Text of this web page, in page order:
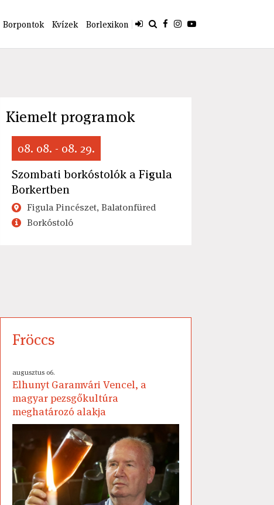
Borpontok Kvízek Borlexikon
Kiemelt programok
08. 08. - 08. 29.
Szombati borkóstolók a Figula
Borkertben
Figula Pincészet, Balatonfüred
Borkóstoló
Fröccs
augusztus 06.
Elhunyt Garamvári Vencel, a
magyar pezsgőkultúra
meghatározó alakja